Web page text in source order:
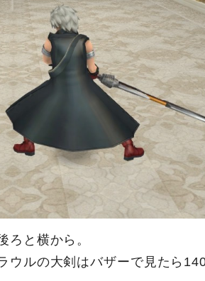
ろと横から。
ウルの大剣はバザーで見たら